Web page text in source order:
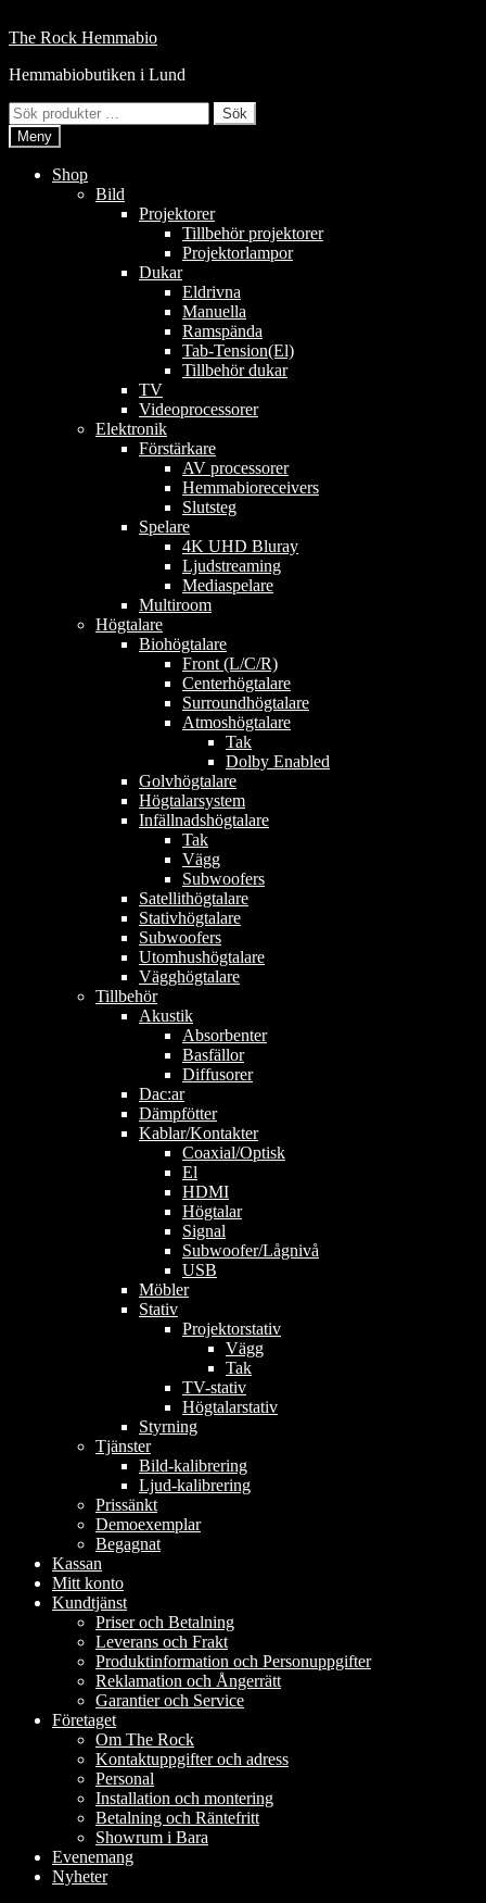
till
Hoppa
navigering
Hoppa
innehåll
The Rock Hemmabio
Hemmabiobutiken i Lund
Sök
efter:
Sök
Meny
Shop
Bild
Projektorer
Tillbehör projektorer
Projektorlampor
Dukar
Eldrivna
Manuella
Ramspända
Tab-Tension(El)
Tillbehör dukar
TV
Videoprocessorer
Elektronik
Förstärkare
AV processorer
Hemmabioreceivers
Slutsteg
Spelare
4K UHD Bluray
Ljudstreaming
Mediaspelare
Multiroom
Högtalare
Biohögtalare
Front (L/C/R)
Centerhögtalare
Surroundhögtalare
Atmoshögtalare
Tak
Dolby Enabled
Golvhögtalare
Högtalarsystem
Infällnadshögtalare
Tak
Vägg
Subwoofers
Satellithögtalare
Stativhögtalare
Subwoofers
Utomhushögtalare
Vägghögtalare
Tillbehör
Akustik
Absorbenter
Basfällor
Diffusorer
Dac:ar
Dämpfötter
Kablar/Kontakter
Coaxial/Optisk
El
HDMI
Högtalar
Signal
Subwoofer/Lågnivå
USB
Möbler
Stativ
Projektorstativ
Vägg
Tak
TV-stativ
Högtalarstativ
Styrning
Tjänster
Bild-kalibrering
Ljud-kalibrering
Prissänkt
Demoexemplar
Begagnat
Kassan
Mitt konto
Kundtjänst
Priser och Betalning
Leverans och Frakt
Produktinformation och Personuppgifter
Reklamation och Ångerrätt
Garantier och Service
Företaget
Om The Rock
Kontaktuppgifter och adress
Personal
Installation och montering
Betalning och Räntefritt
Showrum i Bara
Evenemang
Nyheter